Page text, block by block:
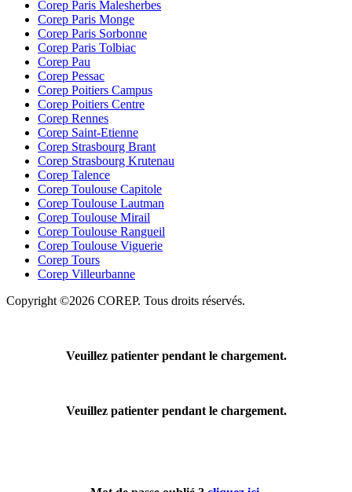
Corep Paris Malesherbes
Corep Paris Monge
Corep Paris Sorbonne
Corep Paris Tolbiac
Corep Pau
Corep Pessac
Corep Poitiers Campus
Corep Poitiers Centre
Corep Rennes
Corep Saint-Etienne
Corep Strasbourg Brant
Corep Strasbourg Krutenau
Corep Talence
Corep Toulouse Capitole
Corep Toulouse Lautman
Corep Toulouse Mirail
Corep Toulouse Rangueil
Corep Toulouse Viguerie
Corep Tours
Corep Villeurbanne
Copyright ©2026 COREP. Tous droits réservés.
Veuillez patienter pendant le chargement.
Veuillez patienter pendant le chargement.